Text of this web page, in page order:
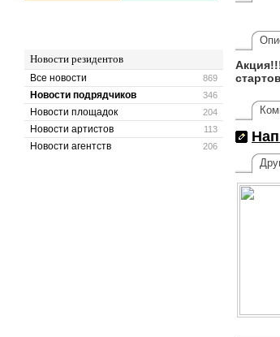
Новости резидентов
869
Все новости
346
Новости подрядчиков
204
Новости площадок
113
Новости артистов
206
Новости агентств